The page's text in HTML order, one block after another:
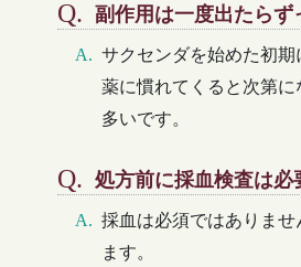
副作用は一度出たらず
サクセンダを始めた初
薬に慣れてくると次第
多いです。
処方前に採血検査は必
採血は必須ではありま
ます。